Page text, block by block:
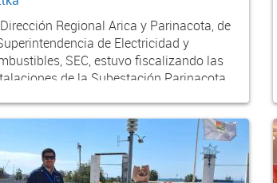
Regional Arica y Parinacota, de
de Electricidad y
SEC, estuvo fiscalizando las
de la Subestación Parinacota,